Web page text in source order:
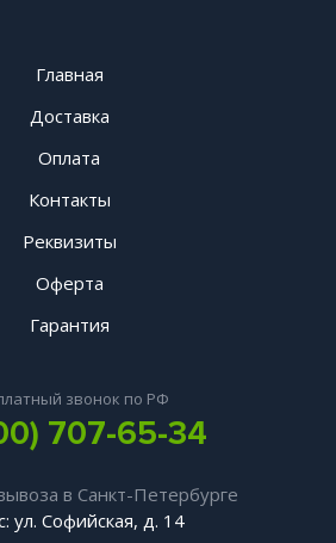
Главная
Доставка
Оплата
Контакты
Реквизиты
Оферта
Гарантия
звонок по РФ
707-65-34
в Санкт-Петербурге
ул. Софийская, д. 14